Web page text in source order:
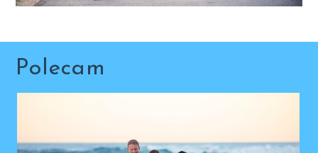
Polecam